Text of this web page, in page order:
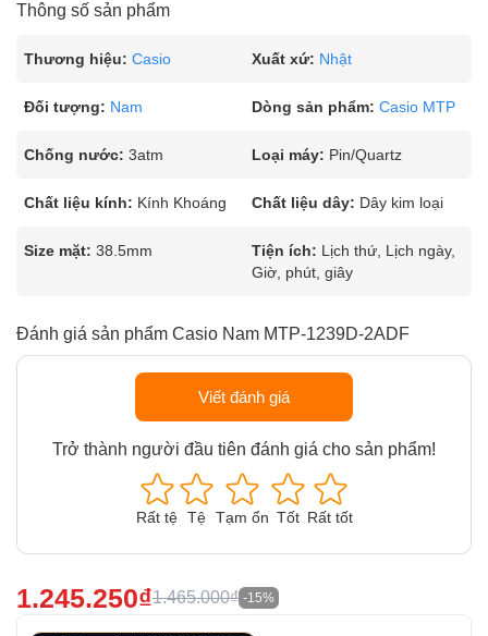
Thông số sản phẩm
Thương hiệu: Casio Xuất xứ: Nhật
Đối tượng: Nam Dòng sản phẩm: Casio MTP
Chống nước: 3atm Loại máy: Pin/Quartz
Chất liệu kính: Kính Khoáng Chất liệu dây: Dây kim loại
Size mặt: 38.5mm Tiện ích: Lịch thứ, Lịch ngày,
Giờ, phút, giây
Đánh giá sản phẩm Casio Nam MTP-1239D-2ADF
Viết đánh giá
Trở thành người đầu tiên đánh giá cho sản phẩm!
Rất tệ Tệ Tạm ổn Tốt Rất tốt
1.245.250₫1.465.000₫ -15%